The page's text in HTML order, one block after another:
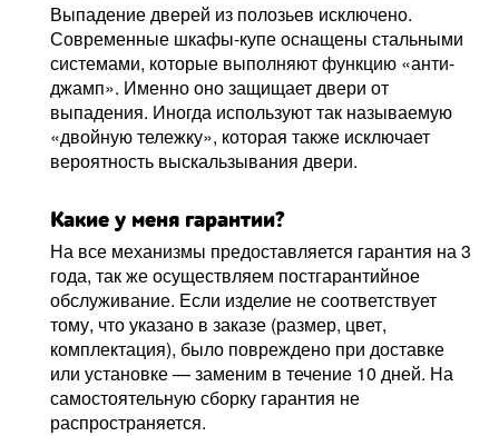
Выпадение дверей из полозьев исключено.
Современные шкафы-купе оснащены стальными
системами, которые выполняют функцию «анти-
джамп». Именно оно защищает двери от
выпадения. Иногда используют так называемую
«двойную тележку», которая также исключает
вероятность выскальзывания двери.
Какие у меня гарантии?
На все механизмы предоставляется гарантия на 3
года, так же осуществляем постгарантийное
обслуживание. Если изделие не соответствует
тому, что указано в заказе (размер, цвет,
комплектация), было повреждено при доставке
или установке — заменим в течение 10 дней. На
самостоятельную сборку гарантия не
распространяется.